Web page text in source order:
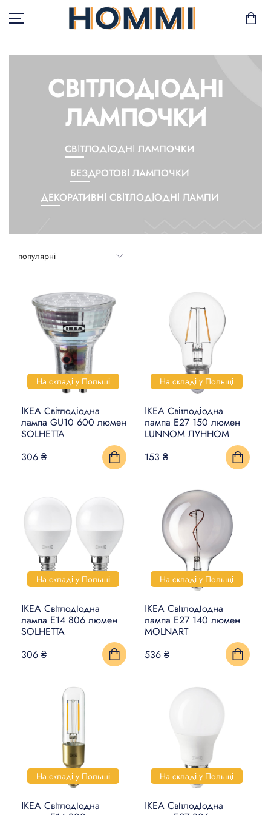
В НАЯВНОСТІ
САД І БАЛКОН
ЗБЕРІГАННЯ ТА
ОСВІТЛЕННЯ
КУЛІНАРНИЙ ТА
СТОЛОВИЙ ПОСУД
КУХНІ ТА КУХОННА
ТЕХНІКА
ЛІЖКА ТА МАТРАЦИ
ДІТИ І НЕМОВЛЯТА
САНТЕХНІКА
DIY В ДОМАШНІХ УМОВАХ
РОЗУМНИЙ БУДИНОК
КИЛИМИ, ЦИНОВКИ ТА
ПІДЛОГИ
ПОБУТОВА ЕЛЕКТРОНІКА
ТОВАРИ ДЛЯ ТВАРИН
СВІТЛОДІОДНІ
ЛАМПОЧКИ
СВІТЛОДІОДНІ ЛАМПОЧКИ
БЕЗДРОТОВІ ЛАМПОЧКИ
ДЕКОРАТИВНІ СВІТЛОДІОДНІ ЛАМПИ
На складі у Польщі
ІКЕА Світлодіодна
лампа GU10 600 люмен
SOLHETTA
306 ₴
На складі у Польщі
ІКЕА Світлодіодна
лампа E27 150 люмен
LUNNOM ЛУННОМ
153 ₴
На складі у Польщі
ІКЕА Світлодіодна
лампа E14 806 люмен
SOLHETTA
306 ₴
На складі у Польщі
ІКЕА Світлодіодна
лампа E27 140 люмен
MOLNART
536 ₴
На складі у Польщі
ІКЕА Світлодіодна
На складі у Польщі
ІКЕА Світлодіодна